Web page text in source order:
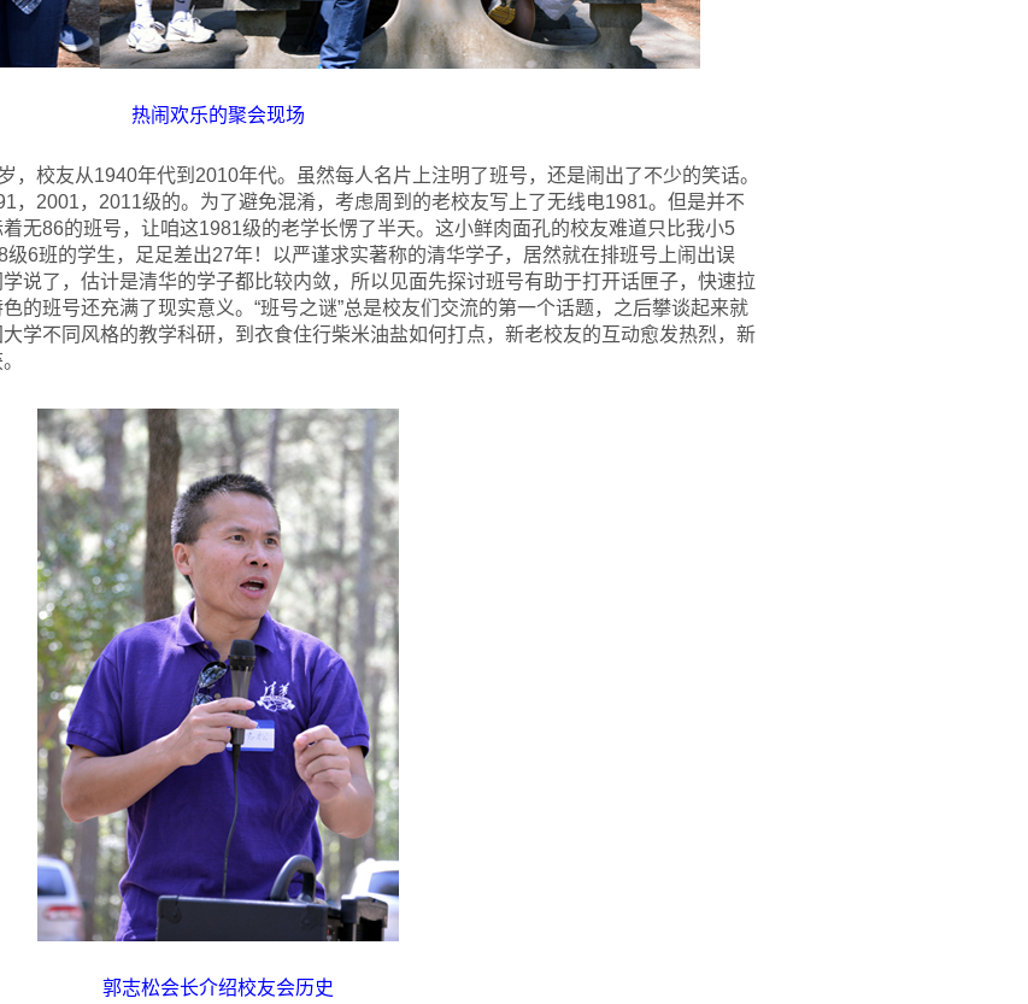
热闹欢乐的聚会现场
，校友从1940年代到2010年代。虽然每人名片上注明了班号，还是闹出了不少的笑话。
，2001，2011级的。为了避免混淆，考虑周到的老校友写上了无线电1981。但是并不
无86的班号，让咱这1981级的老学长愣了半天。这小鲜肉面孔的校友难道只比我小5
6班的学生，足足差出27年！以严谨求实著称的清华学子，居然就在排班号上闹出误
说了，估计是清华的学子都比较内敛，所以见面先探讨班号有助于打开话匣子，快速拉
的班号还充满了现实意义。“班号之谜”总是校友们交流的第一个话题，之后攀谈起来就
学不同风格的教学科研，到衣食住行柴米油盐如何打点，新老校友的互动愈发热烈，新
郭志松会长介绍校友会历史